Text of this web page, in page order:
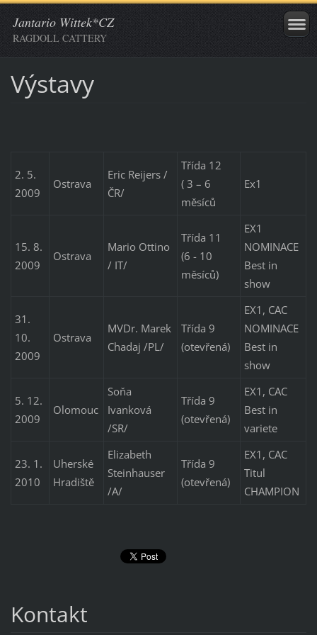
Jantario Wittek*CZ
RAGDOLL CATTERY
Výstavy
2. 5.
2009
Ostrava
Eric Reijers /
ČR/
Třída 12
( 3 – 6
měsíců
Ex1
15. 8.
2009
Ostrava
Mario Ottino
/ IT/
Třída 11
(6 - 10
měsíců)
EX1
NOMINACE
Best in
show
31.
10.
2009
Ostrava
MVDr. Marek
Chadaj /PL/
Třída 9
(otevřená)
EX1, CAC
NOMINACE
Best in
show
5. 12.
2009
Olomouc
Soňa
Ivanková
/SR/
Třída 9
(otevřená)
EX1, CAC
Best in
variete
23. 1.
2010
Uherské
Hradiště
Elizabeth
Steinhauser
/A/
Třída 9
(otevřená)
EX1, CAC
Titul
CHAMPION
Kontakt